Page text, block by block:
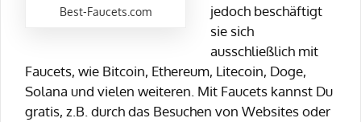
Best-Faucets.com
jedoch beschäftigt
sie sich
ausschließlich mit
Faucets, wie Bitcoin, Ethereum, Litecoin, Doge,
Solana und vielen weiteren. Mit Faucets kannst Du
gratis, z.B. durch das Besuchen von Websites oder